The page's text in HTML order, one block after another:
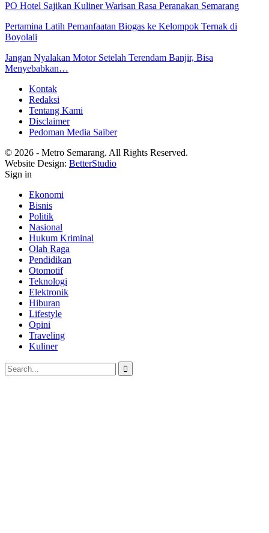
PO Hotel Sajikan Kuliner Warisan Rasa Peranakan Semarang
Pertamina Latih Pemanfaatan Biogas ke Kelompok Ternak di
Boyolali
Jangan Nyalakan Motor Setelah Terendam Banjir, Bisa
Menyebabkan…
Kontak
Redaksi
Tentang Kami
Disclaimer
Pedoman Media Saiber
© 2026 - Metro Semarang. All Rights Reserved.
Website Design: BetterStudio
Sign in
Ekonomi
Bisnis
Politik
Nasional
Hukum Kriminal
Olah Raga
Pendidikan
Otomotif
Teknologi
Elektronik
Hiburan
Lifestyle
Opini
Traveling
Kuliner